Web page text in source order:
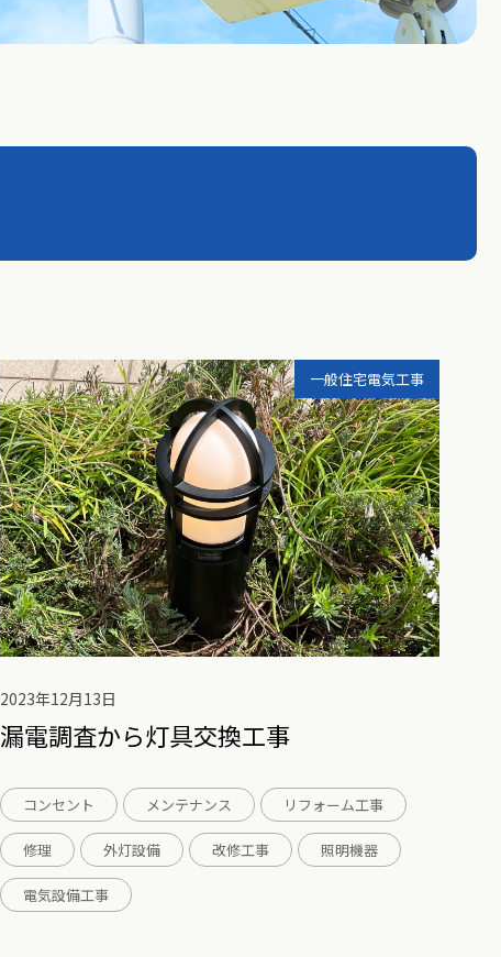
一般住宅電気工事
2023年12月13日
漏電調査から灯具交換工事
コンセント メンテナンス リフォーム工事
修理 外灯設備 改修工事 照明機器
電気設備工事